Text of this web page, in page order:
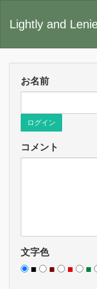
Lightly and
お名前
ログイン
コメント
文字色
■
■ ■ ■